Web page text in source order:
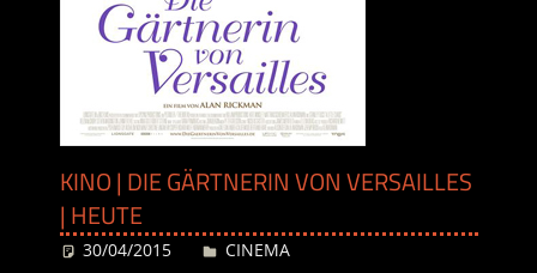
KINO | DIE GÄRTNERIN VON VERSAILLES
| HEUTE
30/04/2015 Desiree
CINEMA